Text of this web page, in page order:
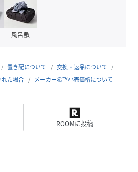
５、２６．０、２６．５、２７．０、２
風呂敷
置き配について
交換・返品について
た場合
メーカー希望小売価格について
ROOMに投稿